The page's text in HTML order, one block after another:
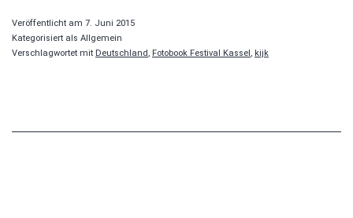
Veröffentlicht am 7. Juni 2015
Kategorisiert als Allgemein
Verschlagwortet mit Deutschland, Fotobook Festival Kassel, kijk